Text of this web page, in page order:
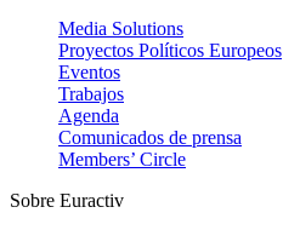
Media Solutions
Proyectos Políticos Europeos
Eventos
Trabajos
Agenda
Comunicados de prensa
Members’ Circle
Sobre Euractiv